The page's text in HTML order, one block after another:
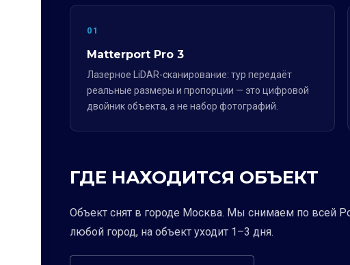
01
Matterport Pro 3
Лазерное LiDAR-сканирование: тур передаёт
реальные размеры и пропорции — это цифровой
двойник объекта, а не набор фотографий.
ГДЕ НАХОДИТСЯ ОБЪЕКТ
Объект снят в городе Москва. Мы снимаем по всей
любой город, на объект уходит 1–3 дня.